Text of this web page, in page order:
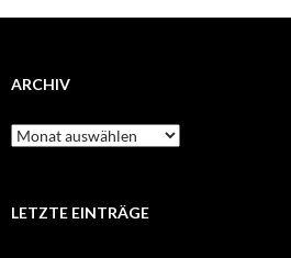
ARCHIV
Archiv
LETZTE EINTRÄGE